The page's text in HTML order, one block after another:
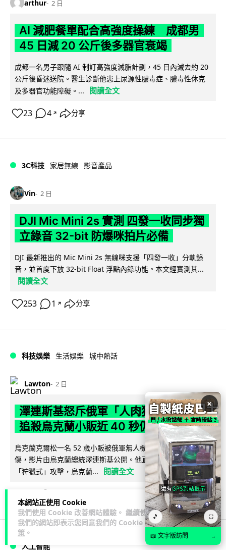
本網站正使用 Cookie
我們使用 Cookie 改善網站體驗。 繼續使用
我們的網站即表示您同意我們的 Cookie 政
策 。
arthur 2 日
AI 減肥餐單配合高強度操練 成都男
45 日減 20 公斤後多器官衰竭
成都一名男子跟隨 AI 制訂高強度減脂計劃，45 日內減去約 20
公斤後昏迷送院。醫生診斷他患上尿源性膿毒症、膿毒性休克
及多器官功能障礙。...
閱讀全文
23 4 ↗ 分享
3C科技 家居無線 影音產品
Vin 2 日
DJI Mic Mini 2s 實測 四發一收同步獨
立錄音 32-bit 防爆咪拍片必備
DJI 最新推出的 Mic Mini 2s 無線咪支援「四發一收」分軌錄
音，並首度下放 32-bit Float 浮點內錄功能。本文經實測其...
閱讀全文
253 1 ↗ 分享
科技娛樂 生活娛樂 城中熱話
Lawton 2 日
澤連斯基怒斥俄軍「人肉狩獵」 無人機
追殺烏克蘭小販近 40 秒仍被炸傷
烏克蘭克爾松一名 52 歲小販被俄軍無人機追擊近 40 秒後被炸
傷，影片由烏克蘭總統澤連斯基公開。他直斥俄軍對平民進行
「狩獵式」攻擊，烏克蘭...
閱讀全文
人工智能
×
🎵 ⛶
📖 文字版訪問 →